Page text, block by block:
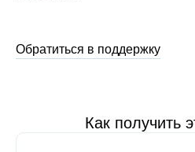
Обратиться в поддержку
Как получить